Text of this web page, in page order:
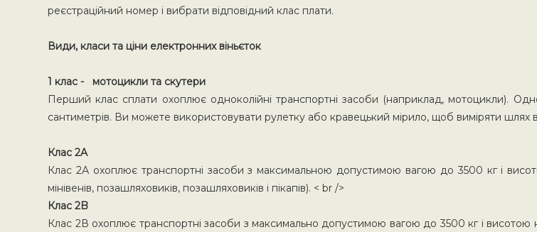
реєстраційний номер і вибрати відповідний клас плати.
Види, класи та ціни електронних віньєток
1 клас - мотоцикли та скутери
Перший клас сплати охоплює одноколійні транспортні засоби (наприклад, мотоцикли).
сантиметрів. Ви можете використовувати рулетку або кравецький мірило, щоб виміряти шлях
Клас 2A
Клас 2А охоплює транспортні засоби з максимальною допустимою вагою до 3500 кг і
мінівенів, позашляховиків, позашляховиків і пікапів). < br />
Клас 2B
Клас 2В охоплює транспортні засоби з максимально допустимою вагою до 3500 кг і висотою